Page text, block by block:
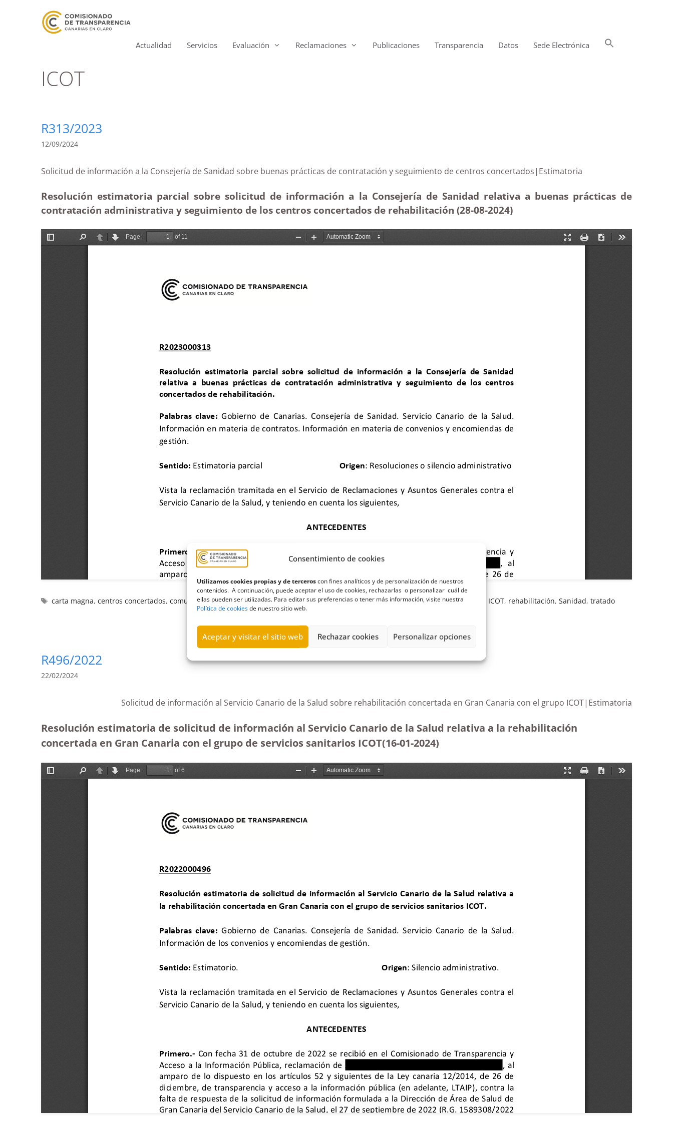
Consentimiento de cookies
Utilizamos cookies propias y de terceroscon fines analíticos y de personalización de nuestros
contenidos. A continuación, puede aceptar el uso de cookies, rechazarlas o personalizar cuál de
ellas pueden ser utilizadas. Para editar sus preferencias o tener más información, visite nuestra
Política de cookiesde nuestro sitio web.
Aceptar y visitar el sitio web Rechazar cookies Personalizar opciones
Actualidad Servicios Evaluación Reclamaciones Publicaciones Transparencia Datos Sede Electrónica
ICOT
R313/2023
12/09/2024
Solicitud de información a la Consejería de Sanidad sobre buenas prácticas de contratación y seguimiento de centros concertados|Estimatoria
Resolución estimatoria parcial sobre solicitud de información a la Consejería de Sanidad relativa a buenas prácticas de
contratación administrativa y seguimiento de los centros concertados de rehabilitación (28-08-2024)
carta magna,centros concertados,comunidad europea,consejería,Contratación,Estimatoria,fisioterapia,Gobierno de Canarias ICOT, rehabilitación,Sanidad,tratado
R496/2022
22/02/2024
Solicitud de información al Servicio Canario de la Salud sobre rehabilitación concertada en Gran Canaria con el grupo ICOT|Estimatoria
Resolución estimatoria de solicitud de información al Servicio Canario de la Salud relativa a la rehabilitación
concertada en Gran Canaria con el grupo de servicios sanitarios ICOT(16-01-2024)